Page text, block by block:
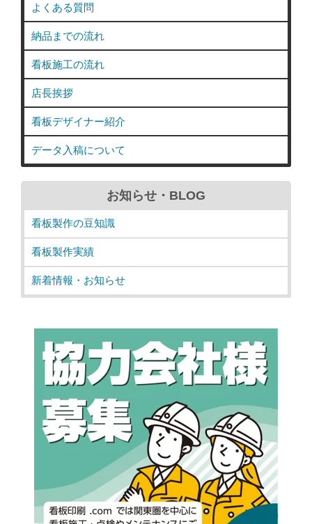
よくある質問
納品までの流れ
看板施工の流れ
店長挨拶
看板デザイナー紹介
データ入稿について
お知らせ・BLOG
看板製作の豆知識
看板製作実績
新着情報・お知らせ